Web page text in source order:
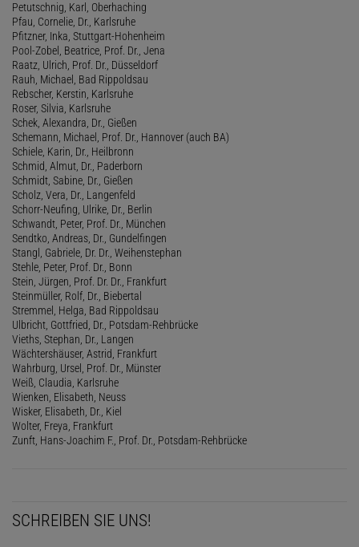
Petutschnig, Karl, Oberhaching
Pfau, Cornelie, Dr., Karlsruhe
Pfitzner, Inka, Stuttgart-Hohenheim
Pool-Zobel, Beatrice, Prof. Dr., Jena
Raatz, Ulrich, Prof. Dr., Düsseldorf
Rauh, Michael, Bad Rippoldsau
Rebscher, Kerstin, Karlsruhe
Roser, Silvia, Karlsruhe
Schek, Alexandra, Dr., Gießen
Schemann, Michael, Prof. Dr., Hannover (auch BA)
Schiele, Karin, Dr., Heilbronn
Schmid, Almut, Dr., Paderborn
Schmidt, Sabine, Dr., Gießen
Scholz, Vera, Dr., Langenfeld
Schorr-Neufing, Ulrike, Dr., Berlin
Schwandt, Peter, Prof. Dr., München
Sendtko, Andreas, Dr., Gundelfingen
Stangl, Gabriele, Dr. Dr., Weihenstephan
Stehle, Peter, Prof. Dr., Bonn
Stein, Jürgen, Prof. Dr. Dr., Frankfurt
Steinmüller, Rolf, Dr., Biebertal
Stremmel, Helga, Bad Rippoldsau
Ulbricht, Gottfried, Dr., Potsdam-Rehbrücke
Vieths, Stephan, Dr., Langen
Wächtershäuser, Astrid, Frankfurt
Wahrburg, Ursel, Prof. Dr., Münster
Weiß, Claudia, Karlsruhe
Wienken, Elisabeth, Neuss
Wisker, Elisabeth, Dr., Kiel
Wolter, Freya, Frankfurt
Zunft, Hans-Joachim F., Prof. Dr., Potsdam-Rehbrücke
SCHREIBEN SIE UNS!